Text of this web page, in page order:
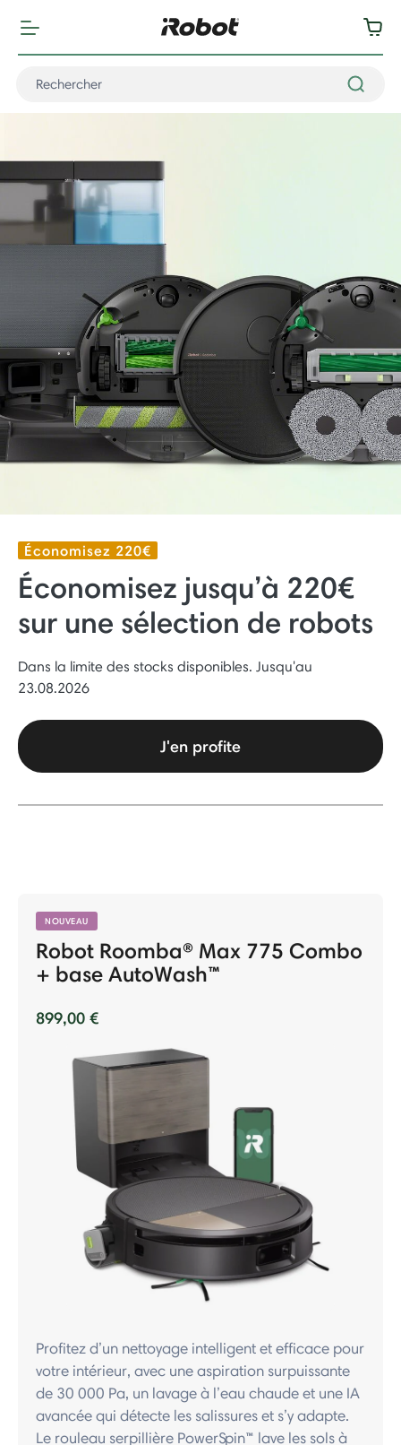
Économisez 220€
Économisez jusqu’à 220€
sur une sélection de robots
Dans la limite des stocks disponibles. Jusqu'au
23.08.2026
J'en profite
NOUVEAU
Robot Roomba® Max 775 Combo
+ base AutoWash™
899,00 €
Profitez d’un nettoyage intelligent et efficace pour
votre intérieur, avec une aspiration surpuissante
de 30 000 Pa, un lavage à l’eau chaude et une IA
avancée qui détecte les salissures et s’y adapte.
Le rouleau serpillière PowerSpin™ lave les sols à